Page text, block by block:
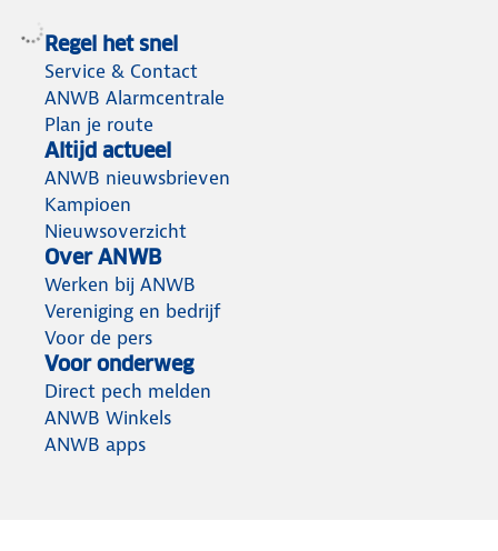
Regel het snel
Service & Contact
ANWB Alarmcentrale
Plan je route
Altijd actueel
ANWB nieuwsbrieven
Kampioen
Nieuwsoverzicht
Over ANWB
Werken bij ANWB
Vereniging en bedrijf
Voor de pers
Voor onderweg
Direct pech melden
ANWB Winkels
ANWB apps